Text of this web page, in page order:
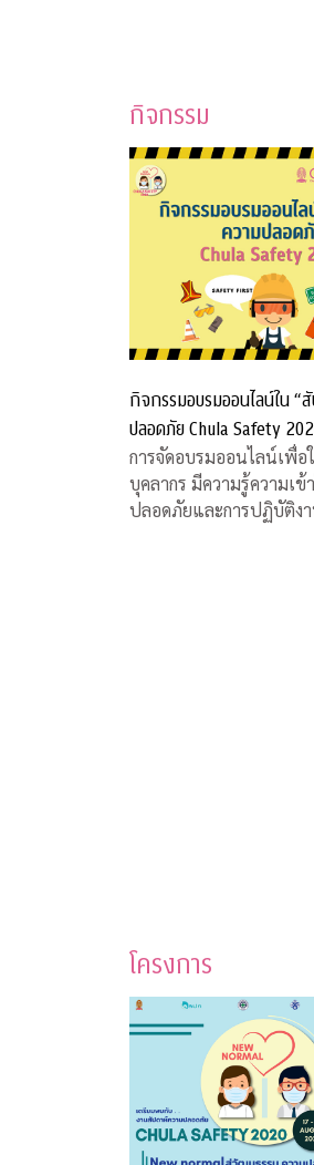
กิจกรรม
กิจกรรมอบรมออนไลน์ใน “
ปลอดภัย Chula Safety
การจัดอบรมออนไลน์เพื่
บุคลากร มีความรู้ความเข้
ปลอดภัยและการปฏิบัติง
โครงการ